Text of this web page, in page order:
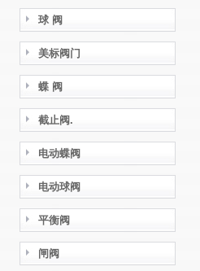
球 阀
美标阀门
蝶 阀
截止阀.
电动蝶阀
电动球阀
平衡阀
闸阀